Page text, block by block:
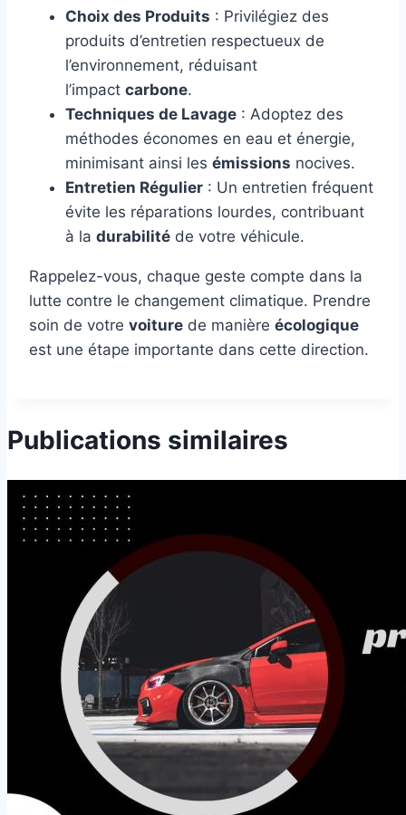
Choix des Produits : Privilégiez des
produits d’entretien respectueux de
l’environnement, réduisant
l’impact carbone.
Techniques de Lavage : Adoptez des
méthodes économes en eau et énergie,
minimisant ainsi les émissions nocives.
Entretien Régulier : Un entretien fréquent
évite les réparations lourdes, contribuant
à la durabilité de votre véhicule.
Rappelez-vous, chaque geste compte dans la
lutte contre le changement climatique. Prendre
soin de votre voiture de manière écologique
est une étape importante dans cette direction.
Publications similaires